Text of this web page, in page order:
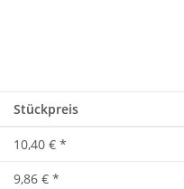
Stückpreis
10,40 € *
9,86 € *